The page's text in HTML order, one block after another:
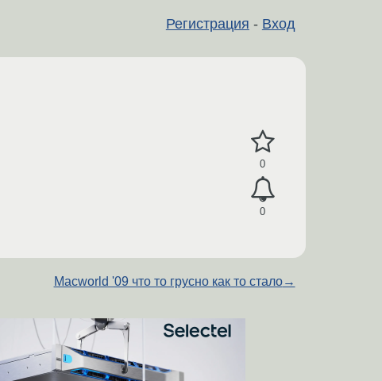
Регистрация - Вход
0
0
Macworld '09 что то грусно как то стало→